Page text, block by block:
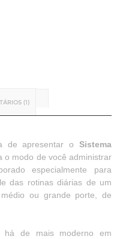
(1)
de apresentar oSistema
o modo de você administrar
especialmente para
das rotinas diárias de um
ou grande porte, de
há de mais moderno em